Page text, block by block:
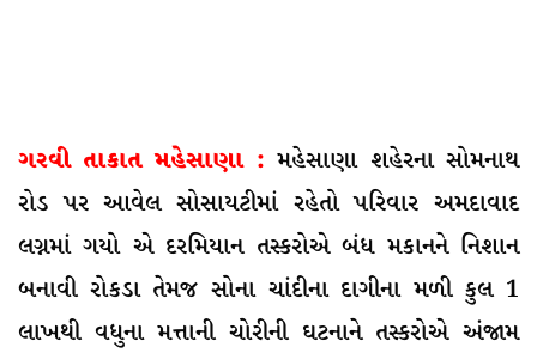
ગરવી તાકાત મહેસાણા : મહેસાણા શહેરના સોમનાથ
રોડ પર આવેલ સોસાયટીમાં રહેતો પરિવાર અમદાવાદ
લગ્નમાં ગયો એ દરમિયાન તસ્કરોએ બંધ મકાનને નિશાન
બનાવી રોકડા તેમજ સોના ચાંદીના દાગીના મળી કુલ 1
લાખથી વધુના મત્તાની ચોરીની ઘટનાને તસ્કરોએ અંજામ